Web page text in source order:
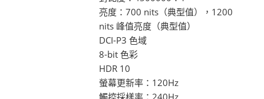
亮度：700 nits（典型值），1200
nits 峰值亮度（典型值）
DCI-P3 色域
8-bit 色彩
HDR 10
螢幕更新率：120Hz